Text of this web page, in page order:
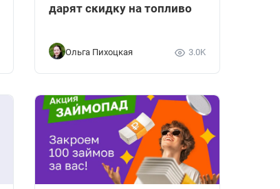
дарят скидку на топливо
Ольга Пихоцкая 3.0K